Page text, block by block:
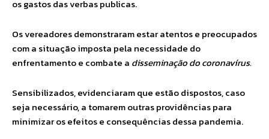
os gastos das verbas publicas.
Os vereadores demonstraram estar atentos e preocupados
com a situação imposta pela necessidade do
enfrentamento e combate a disseminação do coronavírus.
Sensibilizados, evidenciaram que estão dispostos, caso
seja necessário, a tomarem outras providências para
minimizar os efeitos e consequências dessa pandemia.